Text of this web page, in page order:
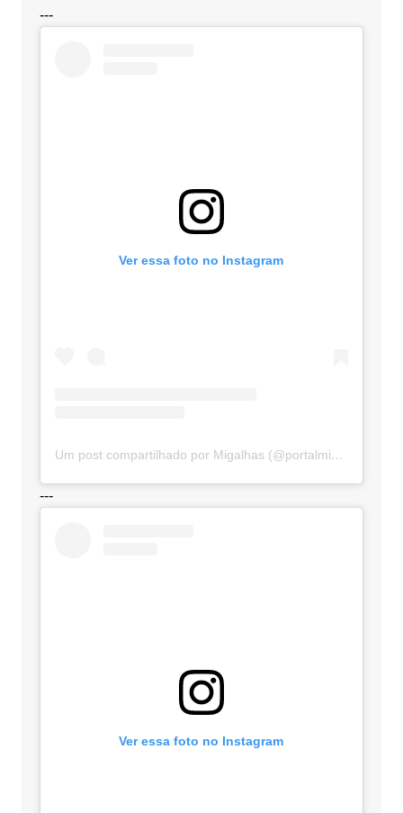
---
Ver essa foto no Instagram
Um post compartilhado por Migalhas (@portalmigalhas)
---
Ver essa foto no Instagram